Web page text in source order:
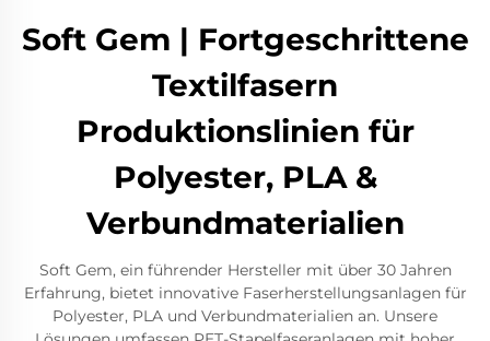
Soft Gem | Fortgeschrittene
Textilfasern
Produktionslinien für
Polyester, PLA &
Verbundmaterialien
Soft Gem, ein führender Hersteller mit über 30 Jahren
Erfahrung, bietet innovative Faserherstellungsanlagen für
Polyester, PLA und Verbundmaterialien an. Unsere